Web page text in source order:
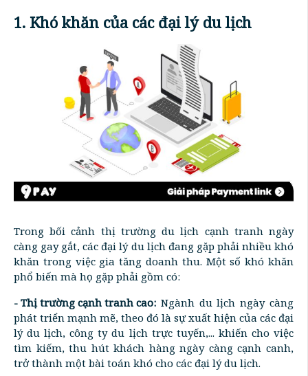
1. Khó khăn của các đại lý du lịch
Trong bối cảnh thị trường du lịch cạnh tranh ngày
càng gay gắt, các đại lý du lịch đang gặp phải nhiều khó
khăn trong việc gia tăng doanh thu. Một số khó khăn
phổ biến mà họ gặp phải gồm có:
- Thị trường cạnh tranh cao: Ngành du lịch ngày càng
phát triển mạnh mẽ, theo đó là sự xuất hiện của các đại
lý du lịch, công ty du lịch trực tuyến,... khiến cho việc
tìm kiếm, thu hút khách hàng ngày càng cạnh canh,
trở thành một bài toán khó cho các đại lý du lịch.